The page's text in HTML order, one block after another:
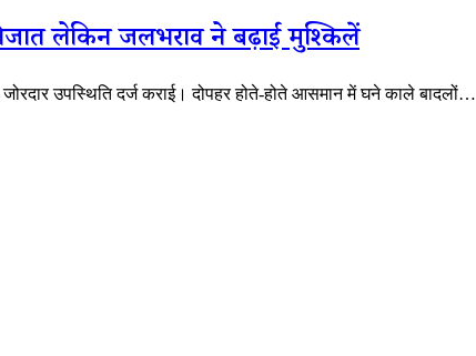
लेकिन जलभराव ने बढ़ाईं मुश्किलें
उपस्थिति दर्ज कराई। दोपहर होते-होते आसमान में घने काले बादलों…